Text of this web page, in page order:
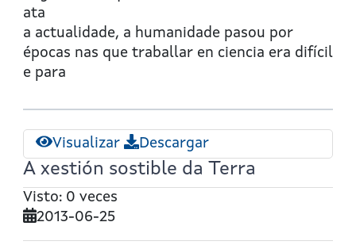
ata
a actualidade, a humanidade pasou por
épocas nas que traballar en ciencia era difícil
e para
Visualizar Descargar
A xestión sostible da Terra
Visto: 0 veces
2013-06-25